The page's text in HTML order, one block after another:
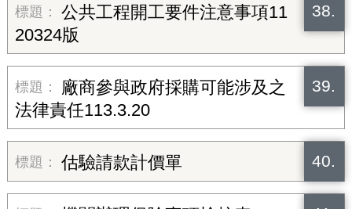
38.
公共工程開工要件注意事項11
20324版
39.
廠商參與政府採購可能涉及之
法律責任113.3.20
40.
估驗請款計價單